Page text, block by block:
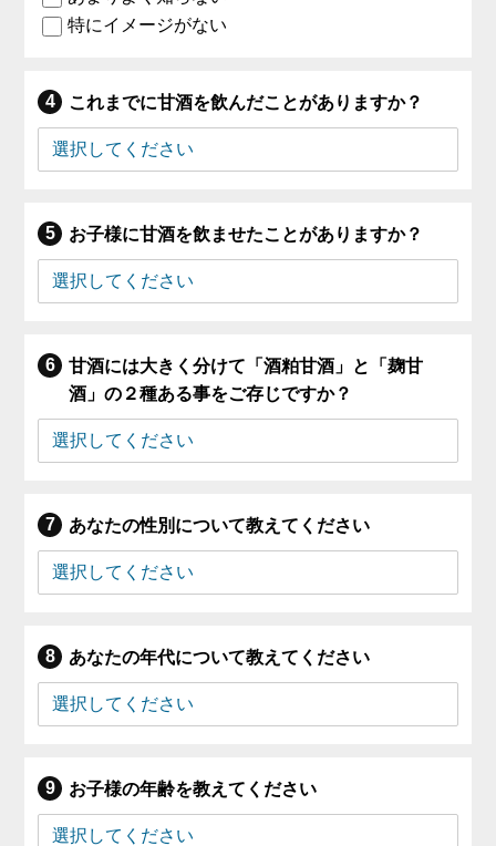
特にイメージがない
これまでに甘酒を飲んだことがありますか？
お子様に甘酒を飲ませたことがありますか？
甘酒には大きく分けて「酒粕甘酒」と「麹甘
酒」の２種ある事をご存じですか？
あなたの性別について教えてください
あなたの年代について教えてください
お子様の年齢を教えてください